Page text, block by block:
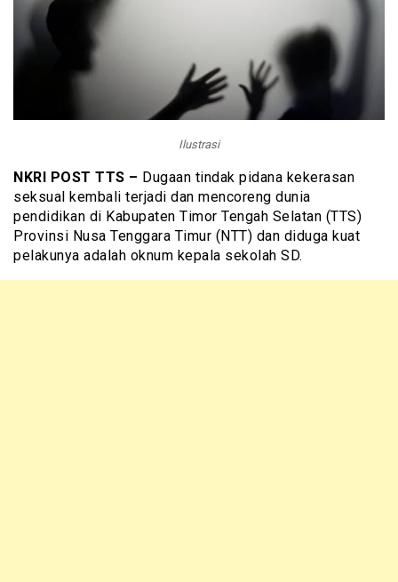
Ilustrasi
NKRI POST TTS – Dugaan tindak pidana kekerasan
seksual kembali terjadi dan mencoreng dunia
pendidikan di Kabupaten Timor Tengah Selatan (TTS)
Provinsi Nusa Tenggara Timur (NTT) dan diduga kuat
pelakunya adalah oknum kepala sekolah SD.